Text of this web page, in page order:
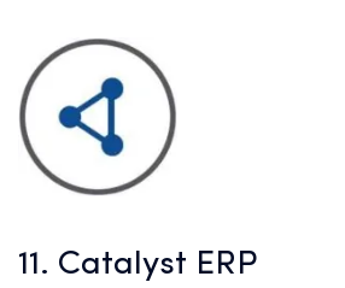
11. Catalyst ERP